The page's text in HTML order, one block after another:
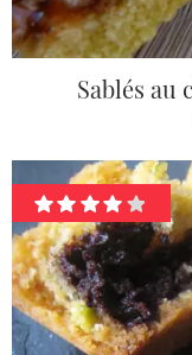
Sablés au